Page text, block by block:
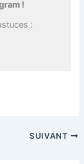
!
:
SUIVANT